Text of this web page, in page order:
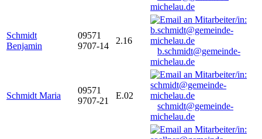
michelau.de
Schmidt
Benjamin
09571
9707-14
2.16
b.schmidt@gemeinde-
michelau.de
Schmidt Maria
09571
9707-21
E.02
schmidt@gemeinde-
michelau.de